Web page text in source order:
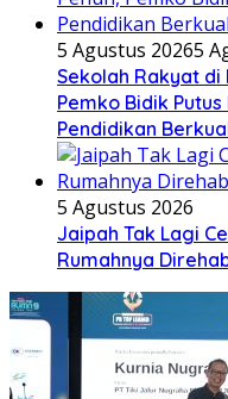
5 Agustus 20265
Sekolah Rakyat di
Pemko Bidik
Pendidikan
5 Agustus 2026
Jaipah Tak Lagi
Rumahnya